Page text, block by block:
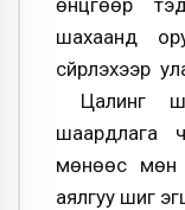
шахаанд
сүйрүүлэхээр
Цалинг
шаардлага
мөнөөс мөн
аялгуу шиг